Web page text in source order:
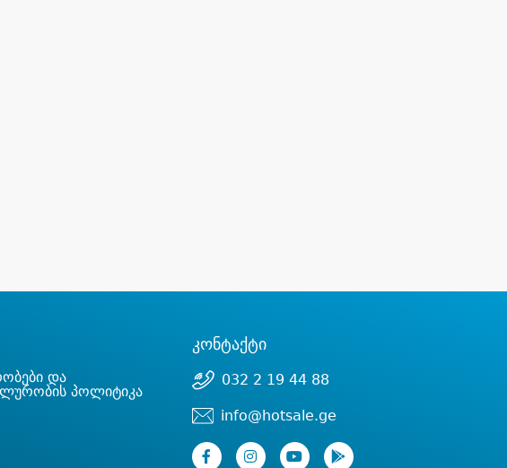
და
პოლიტიკა
კონტაქტი
032 2 19 44 88
info@hotsale.ge